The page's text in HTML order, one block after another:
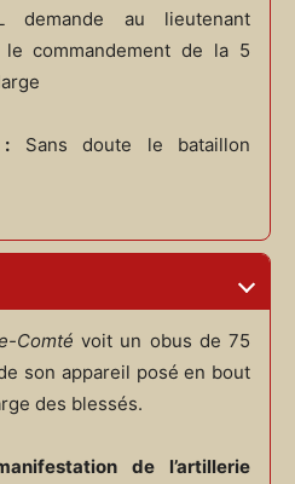
demande au lieutenant
le commandement de la 5
Sans doute le bataillon
Comté voit un obus de 75
son appareil posé en bout
des blessés.
de l’artillerie